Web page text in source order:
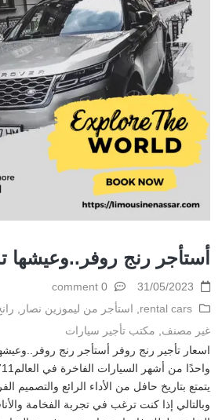
أستأجر رنج روفر..وعيشها
31/05/2023
rental cars
استأجر من ليموزين نصار
غير مصنف
مكتب تأجير سيارات
0 comment
اسعار تأجير رنج روفر أستأجر رنج
يتمتع بتاريخ حافل من الأداء الرائع والتصميم
وبالتالي إذا كنت ترغب في تجربة الفخامة